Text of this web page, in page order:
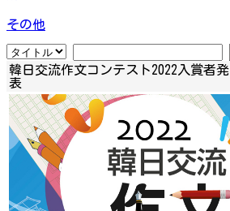
その他
韓日交流作文コンテスト2022入賞者発
表